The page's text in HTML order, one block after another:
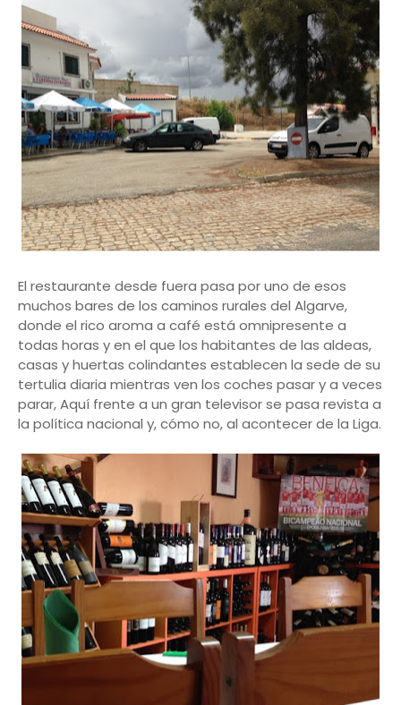
El restaurante desde fuera pasa por uno de esos
muchos bares de los caminos rurales del Algarve,
donde el rico aroma a café está omnipresente a
todas horas y en el que los habitantes de las aldeas,
casas y huertas colindantes establecen la sede de su
tertulia diaria mientras ven los coches pasar y a veces
parar, Aquí frente a un gran televisor se pasa revista a
la política nacional y, cómo no, al acontecer de la Liga.